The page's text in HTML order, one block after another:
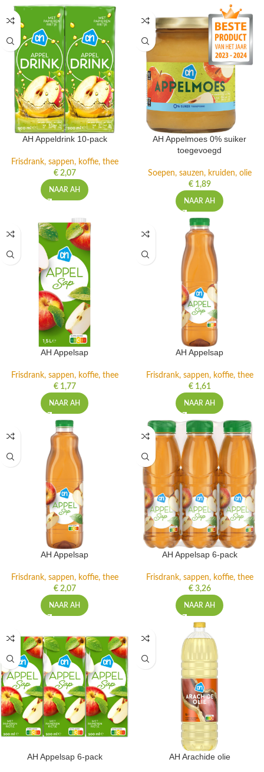
AH Appeldrink 10-pack
Frisdrank, sappen, koffie, thee
€2,07
NAAR AH
AH Appelmoes 0% suiker
toegevoegd
Soepen, sauzen, kruiden, olie
€1,89
NAAR AH
AH Appelsap
Frisdrank, sappen, koffie, thee
€1,77
NAAR AH
AH Appelsap
Frisdrank, sappen, koffie, thee
€1,61
NAAR AH
AH Appelsap
Frisdrank, sappen, koffie, thee
€2,07
NAAR AH
AH Appelsap 6-pack
Frisdrank, sappen, koffie, thee
€3,26
NAAR AH
AH Appelsap 6-pack AH Arachide olie